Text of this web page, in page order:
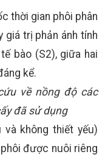
thời gian phôi phân
giá trị phản ánh tính
bào (S2), giữa hai
kể.
về nồng độ các
đã sử dụng
không thiết yếu)
được nuôi riêng